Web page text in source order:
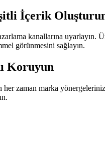
İçerik
kanallarına uyarlayın.
görünmesini sağlayın.
Koruyun
zaman marka